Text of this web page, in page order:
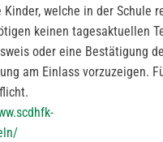
welche in der Schule
keinen tagesaktuellen
oder eine Bestätigung
am Einlass vorzuzeigen.